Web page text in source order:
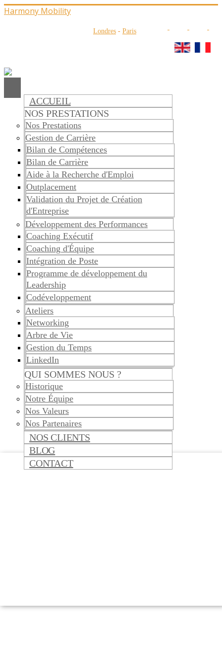
Harmony Mobility
Londres - Paris
ACCUEIL
NOS PRESTATIONS
Nos Prestations
Gestion de Carrière
Bilan de Compétences
Bilan de Carrière
Aide à la Recherche d'Emploi
Outplacement
Validation du Projet de Création
d'Entreprise
Développement des Performances
Coaching Exécutif
Coaching d'Équipe
Intégration de Poste
Programme de développement du
Leadership
Codéveloppement
Ateliers
Networking
Arbre de Vie
Gestion du Temps
LinkedIn
QUI SOMMES NOUS ?
Historique
Notre Équipe
Nos Valeurs
Nos Partenaires
NOS CLIENTS
BLOG
CONTACT